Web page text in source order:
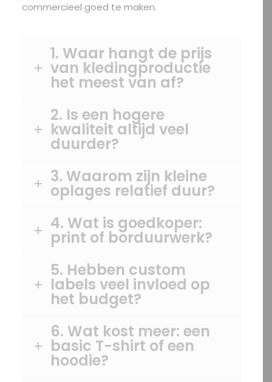
commercieel goed te maken.
1. Waar hangt de prijs
van kledingproductie
het meest van af?
2. Is een hogere
kwaliteit altijd veel
duurder?
3. Waarom zijn kleine
oplages relatief duur?
4. Wat is goedkoper:
print of borduurwerk?
5. Hebben custom
labels veel invloed op
het budget?
6. Wat kost meer: een
basic T-shirt of een
hoodie?